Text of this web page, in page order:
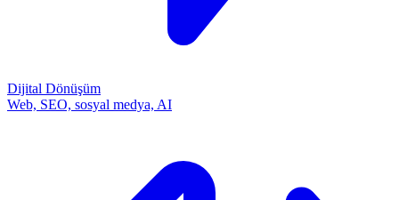
Dijital Dönüşüm
Web, SEO, sosyal medya, AI